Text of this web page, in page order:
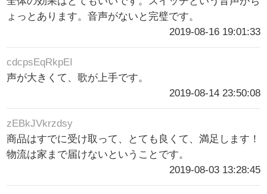
ょっとあります。音声がないと完璧です。
2019-08-16 19:01:33
cdcpsEqRkpEI
声が大きくて、歌が上手です。
2019-08-14 23:50:08
zEBkJVkrzdsy
商品はすでに受け取って、とても良くて、満足します！
物流は家まで届けないということです。
2019-08-03 13:28:45